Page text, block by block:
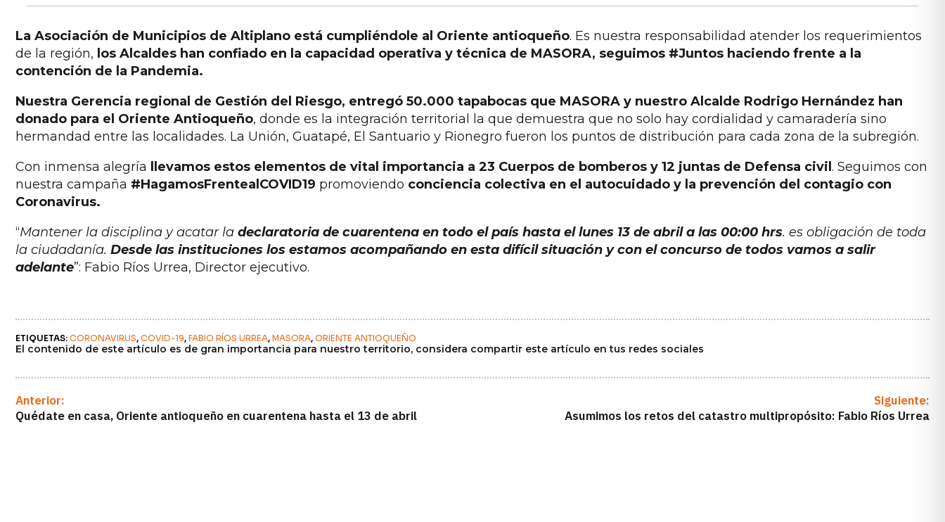
La Asociación de Municipios de Altiplano está cumpliéndole al Oriente antioqueño. Es nuestra responsabilidad atender los requerimientos
de la región, los Alcaldes han confiado en la capacidad operativa y técnica de MASORA, seguimos #Juntos haciendo frente a la
contención de la Pandemia.
Nuestra Gerencia regional de Gestión del Riesgo, entregó 50.000 tapabocas que MASORA y nuestro Alcalde Rodrigo Hernández han
donado para el Oriente Antioqueño, donde es la integración territorial la que demuestra que no solo hay cordialidad y camaradería sino
hermandad entre las localidades. La Unión, Guatapé, El Santuario y Rionegro fueron los puntos de distribución para cada zona de la subregión.
Con inmensa alegría
llevamos estos elementos de vital importancia a 23 Cuerpos de bomberos y 12 juntas de Defensa civil . Seguimos con
nuestra campaña #HagamosFrentealCOVID19 promoviendo conciencia colectiva en el autocuidado y la prevención del contagio con
Coronavirus.
“Mantener la disciplina y acatar la declaratoria de cuarentena en todo el país hasta el lunes 13 de abril a las 00:00 hrs. es obligación de toda
la ciudadanía. Desde las instituciones los estamos acompañando en esta difícil situación y con el concurso de todos vamos a salir
adelante”: Fabio Ríos Urrea, Director ejecutivo.
ETIQUETAS: CORONAVIRUS COVID-19 FABIO RÍOS URREA MASORA ORIENTE ANTIOQUEÑO
El contenido de este artículo es de gran importancia para nuestro territorio, considera compartir este artículo en tus redes sociales
Anterior:
Quédate en casa, Oriente antioqueño en cuarentena hasta el 13 de abril
Siguiente:
Asumimos los retos del catastro multipropósito: Fabio Ríos Urrea